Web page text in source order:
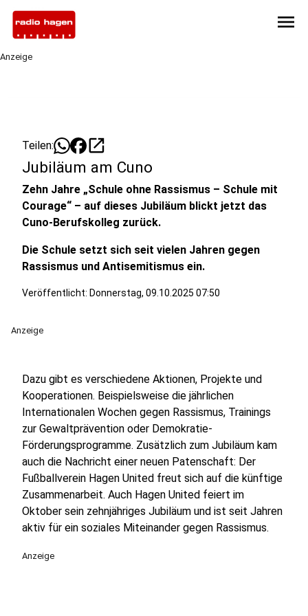
menu
Anzeige
Teilen: open_in_new
Jubiläum am Cuno
Zehn Jahre „Schule ohne Rassismus – Schule mit
Courage“ – auf dieses Jubiläum blickt jetzt das
Cuno-Berufskolleg zurück.
Die Schule setzt sich seit vielen Jahren gegen
Rassismus und Antisemitismus ein.
Veröffentlicht: Donnerstag, 09.10.2025 07:50
Anzeige
Dazu gibt es verschiedene Aktionen, Projekte und
Kooperationen. Beispielsweise die jährlichen
Internationalen Wochen gegen Rassismus, Trainings
zur Gewaltprävention oder Demokratie-
Förderungsprogramme. Zusätzlich zum Jubiläum kam
auch die Nachricht einer neuen Patenschaft: Der
Fußballverein Hagen United freut sich auf die künftige
Zusammenarbeit. Auch Hagen United feiert im
Oktober sein zehnjähriges Jubiläum und ist seit Jahren
aktiv für ein soziales Miteinander gegen Rassismus.
Anzeige